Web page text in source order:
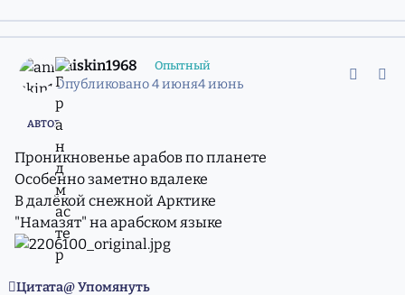
aniskin1968 Опытный
Опубликовано4 июня4 июнь
АВТОР
Проникновенье арабов по планете
Особенно заметно вдалеке
В далёкой снежной Арктике
"Намазят" на арабском языке
Цитата Упомянуть